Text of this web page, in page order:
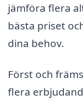
jämföra flera
bästa priset
dina behov.
Först och
flera